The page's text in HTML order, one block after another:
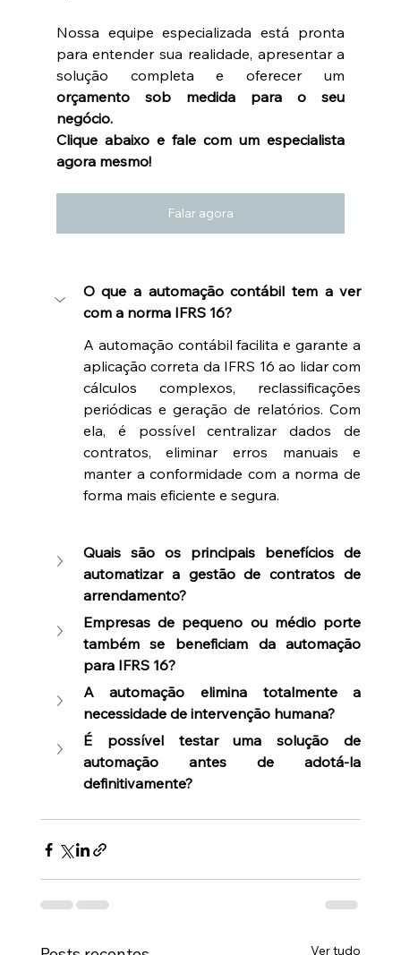
Nossa equipe especializada está pronta
para entender sua realidade, apresentar a
orçamento sob medida para o seu
negócio.
Clique abaixo e fale com um especialista
agora mesmo!
Falar agora
O que a automação contábil tem a ver
com a norma IFRS 16?
A automação contábil facilita e garante a
aplicação correta da IFRS 16 ao lidar com
cálculos complexos, reclassificações
periódicas e geração de relatórios. Com
ela, é possível centralizar dados de
contratos, eliminar erros manuais e
manter a conformidade com a norma de
forma mais eficiente e segura.
Quais são os principais benefícios de
automatizar a gestão de contratos de
arrendamento?
Empresas de pequeno ou médio porte
também se beneficiam da automação
para IFRS 16?
A automação elimina totalmente a
necessidade de intervenção humana?
É possível testar uma solução de
automação antes de adotá-la
definitivamente?
Ver tudo